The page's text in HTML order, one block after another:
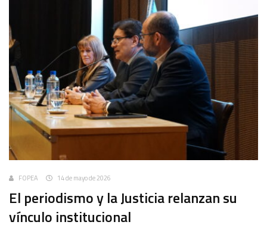
FOPEA 14 de mayo de 2026
El periodismo y la Justicia relanzan su
vínculo institucional